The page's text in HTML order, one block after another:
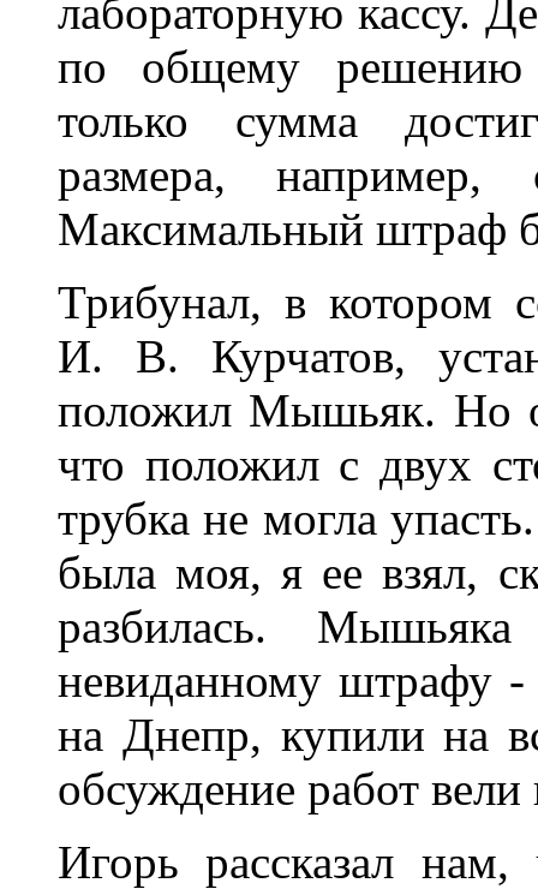
лабораторную кассу.
по общему решению
только сумма
размера,
Максимальный штраф
Трибунал, в котором
И. В. Курчатов,
положил Мышьяк. Но
что положил с двух
трубка не могла
была моя, я ее взял,
разбилась.
невиданному штрафу
на Днепр, купили на
обсуждение работ вели
Игорь рассказал